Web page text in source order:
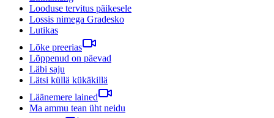
Looduse tervitus päikesele
Lossis nimega Gradesko
Lutikas
Lõke preerias
Lõppenud on päevad
Läbi saju
Lätsi küllä kükäkillä
Läänemere lained
Ma ammu tean üht neidu